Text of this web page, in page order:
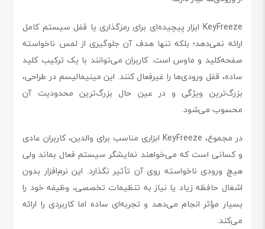
KeyFreeze ابزار پیچیده‌ای برای رمزگذاری یا قفل سیستم کامل
ارائه نمی‌دهد؛ بلکه تنها هدف آن جلوگیری از لمس ناخواسته
صفحه‌کلید و ماوس است. کاربران می‌توانند با یک ترکیب کلید
ساده، قفل ورودی‌ها را غیرفعال کنند. این مینیمالیسم در طراحی،
بزرگ‌ترین ویژگی و در عین حال بزرگ‌ترین محدودیت آن
محسوب می‌شود.
در مجموع، KeyFreeze ابزاری مناسب برای والدین، کاربران عادی
و کسانی است که می‌خواهند نمایشگر سیستم فعال بماند ولی
هیچ ورودی ناخواسته روی آن تأثیر نگذارد. این نرم‌افزار بدون
اشغال حافظه زیاد یا نیاز به تنظیمات تخصصی، وظیفه خود را
بسیار مؤثر انجام می‌دهد و تجربه‌ای ساده اما کاربردی را ارائه
می‌کند.